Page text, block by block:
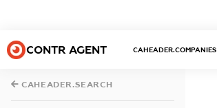
CONTR AGENT CAHEADER.COMPANIES
CAHEADER.SEARCH